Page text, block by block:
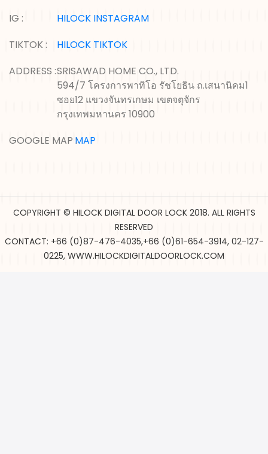
IG :
HILOCK INSTAGRAM
TIKTOK :
HILOCK TIKTOK
ADDRESS :SRISAWAD HOME CO., LTD.
594/7 โครงการพาทิโอ รัชโยธิน ถ.เสนานิคม1
ซอย12 แขวงจันทรเกษม เขตจตุจักร
กรุงเทพมหานคร 10900
GOOGLE MAP :MAP
COPYRIGHT © HILOCK DIGITAL DOOR LOCK 2018. ALL RIGHTS
RESERVED
CONTACT: +66 (0)87-476-4035,+66 (0)61-654-3914, 02-127-
0225, WWW.HILOCKDIGITALDOORLOCK.COM